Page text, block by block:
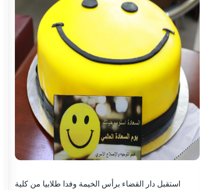
استقبل دار القضاء برأس الخيمة وفدا طلابيا من كلية